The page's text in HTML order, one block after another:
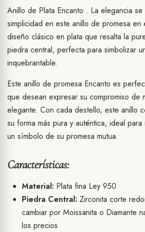
Anillo de Plata Encanto . La elegancia
simplicidad en este anillo de promesa en
diseño clásico en plata que resalta la
piedra central, perfecta para simbolizar
inquebrantable.
Este anillo de promesa Encanto es
que desean expresar su compromiso de
elegante. Con cada destello, este anillo
su forma más pura y auténtica, ideal
un símbolo de su promesa mutua.
Características:
Material: Plata fina Ley 950
Piedra Central: Zirconita corte
cambiar por Moissanita o Diamante
los precios